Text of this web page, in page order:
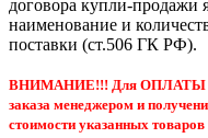
договора купли-продажи
наименование и
поставки (ст.506 ГК РФ).
ВНИМАНИЕ!!! Для ОПЛАТЫ
заказа менеджером и
стоимости указанных товаров